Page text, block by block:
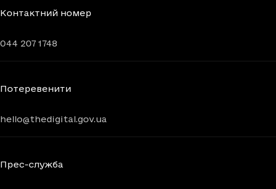
Контактний номер
044 207 1748
Потеревенити
hello@thedigital.gov.ua
Прес-служба